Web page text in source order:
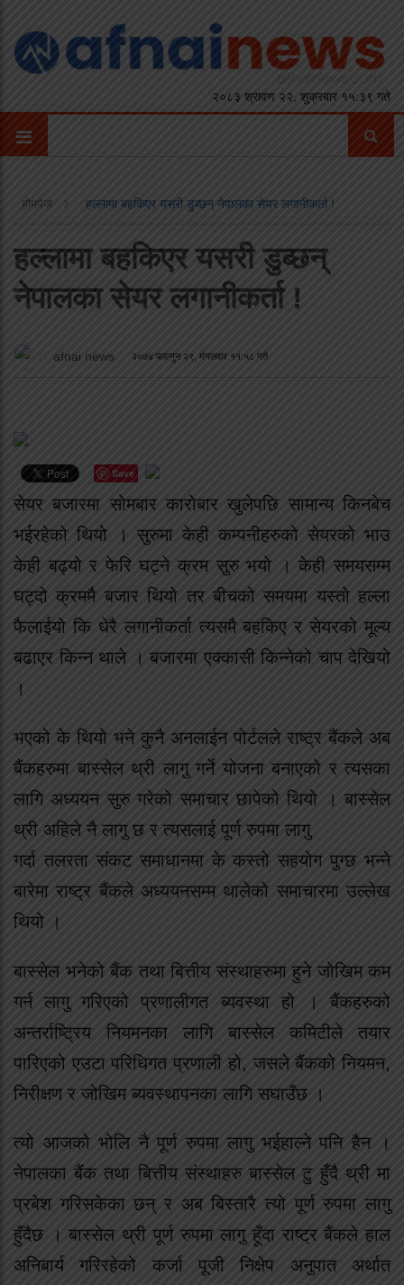
२०८३ श्रावण २२, शुक्रबार १५:३९ गते
होमपेज हल्लामा बहकिएर यसरी डुब्छन् नेपालका सेयर लगानीकर्ता !
हल्लामा बहकिएर यसरी डुब्छन्
नेपालका सेयर लगानीकर्ता !
afnai news २०७४ फाल्गुन २९, मंगलवार ११:५८ गते
Save
सेयर बजारमा सोमबार कारोबार खुलेपछि सामान्य किनबेच
भईरहेको थियो । सुरुमा केही कम्पनीहरुको सेयरको भाउ
केही बढ्यो र फेरि घट्ने क्रम सुरु भयो । केही समयसम्म
घट्दो क्रममै बजार थियो तर बीचको समयमा यस्तो हल्ला
फैलाईयो कि धेरै लगानीकर्ता त्यसमै बहकिए र सेयरको मूल्य
बढाएर किन्न थाले । बजारमा एक्कासी किन्नेको चाप देखियो
।
भएको के थियो भने कुनै अनलाईन पोर्टलले राष्ट्र बैंकले अब
बैंकहरुमा बास्सेल थ्री लागु गर्ने योजना बनाएको र त्यसका
लागि अध्ययन सुरु गरेको समाचार छापेको थियो । बास्सेल
थ्री अहिले नै लागु छ र त्यसलाई पूर्ण रुपमा लागु
गर्दा तलरता संकट समाधानमा के कस्तो सहयोग पुग्छ भन्ने
बारेमा राष्ट्र बैंकले अध्ययनसम्म थालेको समाचारमा उल्लेख
थियो ।
बास्सेल भनेको बैंक तथा बित्तीय संस्थाहरुमा हुने जोखिम कम
गर्न लागु गरिएको प्रणालीगत ब्यवस्था हो । बैंकहरुको
अन्तर्राष्ट्रिय नियमनका लागि बास्सेल कमिटीले तयार
पारिएको एउटा परिधिगत प्रणाली हो, जसले बैंकको नियमन,
निरीक्षण र जोखिम ब्यवस्थापनका लागि सघाउँछ ।
त्यो आजको भोलि नै पूर्ण रुपमा लागु भईहाल्ने पनि हैन ।
नेपालका बैंक तथा बित्तीय संस्थाहरु बास्सेल टु हुँदै थ्री मा
प्रबेश गरिसकेका छन् र अब बिस्तारै त्यो पूर्ण रुपमा लागु
हुँदैछ । बास्सेल थ्री पूर्ण रुपमा लागु हूँदा राष्ट्र बैंकले हाल
अनिबार्य गरिरहेको कर्जा पूजी निक्षेप अनुपात अर्थात